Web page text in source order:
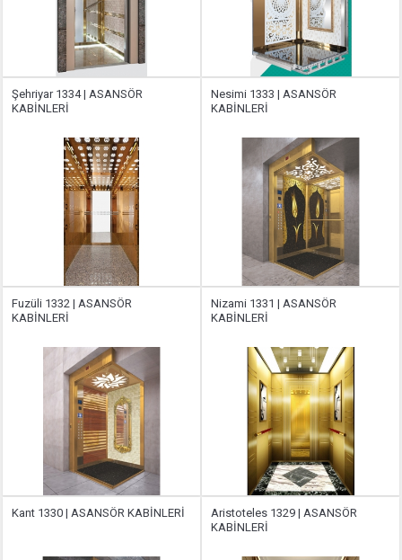
Şehriyar 1334 | ASANSÖR
KABİNLERİ
Nesimi 1333 | ASANSÖR
KABİNLERİ
Fuzüli 1332 | ASANSÖR
KABİNLERİ
Nizami 1331 | ASANSÖR
KABİNLERİ
Kant 1330 | ASANSÖR KABİNLERİ
Aristoteles 1329 | ASANSÖR
KABİNLERİ